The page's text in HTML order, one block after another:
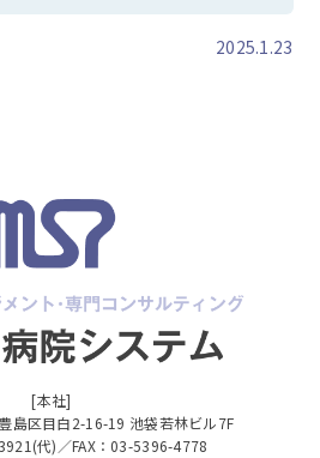
2025.1.23
[本社]
島区目白2-16-19 池袋若林ビル7F
代)／FAX：03-5396-4778